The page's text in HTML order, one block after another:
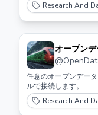
Research And
オープン
@
任意のオープンデー
ルで接続します。
Research And